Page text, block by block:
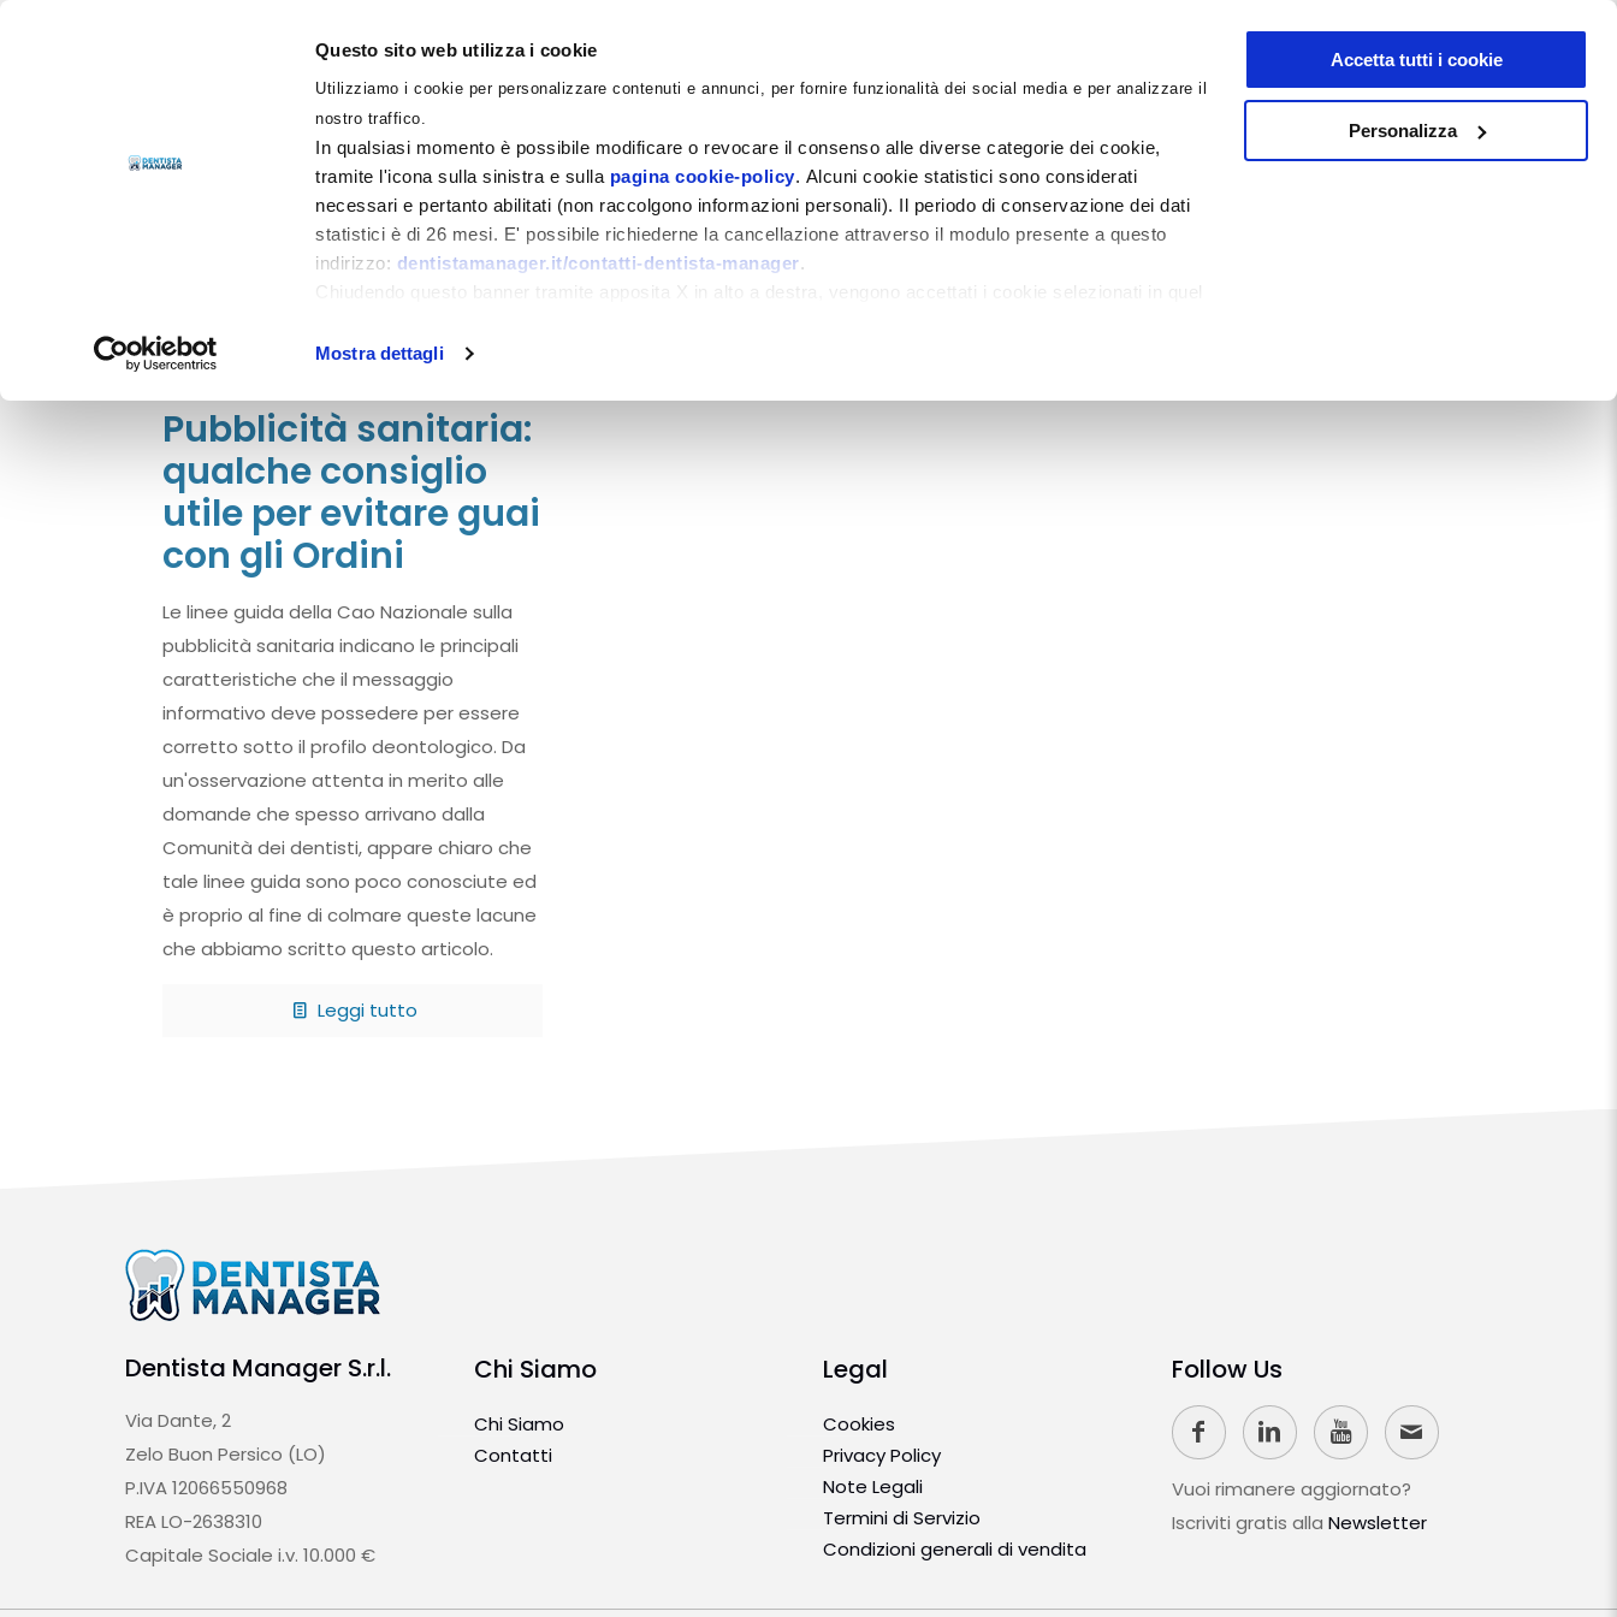
Questo sito web utilizza i cookie
Utilizziamo i cookie per personalizzare contenuti e annunci, per fornire funzionalità dei social media e per analizzare il
nostro traffico.
In qualsiasi momento è possibile modificare o revocare il consenso alle diverse categorie dei cookie,
tramite l'icona sulla sinistra e sulla pagina cookie-policy. Alcuni cookie statistici sono considerati
necessari e pertanto abilitati (non raccolgono informazioni personali). Il periodo di conservazione dei dati
statistici è di 26 mesi. E' possibile richiederne la cancellazione attraverso il modulo presente a questo
indirizzo: dentistamanager.it/contatti-dentista-manager.
Chiudendo questo banner tramite apposita X in alto a destra, vengono accettati i cookie selezionati in quel
Mostra dettagli
Accetta tutti i cookie
Personalizza
NEWSLETTER
DOCUMENTI 0 0
Categorie
Pietro Paolo Mastinuil
4 Giugno
Pubblicità sanitaria:
qualche consiglio
utile per evitare guai
con gli Ordini
Le linee guida della Cao Nazionale sulla
pubblicità sanitaria indicano le principali
caratteristiche che il messaggio
informativo deve possedere per essere
corretto sotto il profilo deontologico. Da
un'osservazione attenta in merito alle
domande che spesso arrivano dalla
Comunità dei dentisti, appare chiaro che
tale linee guida sono poco conosciute ed
è proprio al fine di colmare queste lacune
che abbiamo scritto questo articolo.
Leggi tutto
Dentista Manager S.r.l.
Via Dante, 2
Zelo Buon Persico (LO)
P.IVA 12066550968
REA LO-2638310
Capitale Sociale i.v. 10.000 €
Follow Us
Vuoi rimanere aggiornato?
Iscriviti gratis alla Newsletter
Chi Siamo
Chi Siamo
Contatti
Legal
Cookies
Privacy Policy
Note Legali
Termini di Servizio
Condizioni generali di vendita